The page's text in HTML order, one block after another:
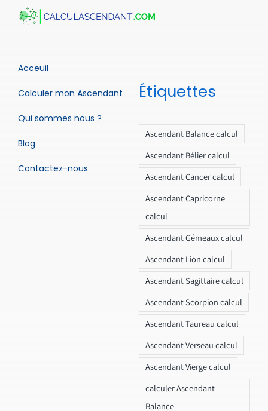
Acceuil
Calculer mon Ascendant
Qui sommes nous ?
Blog
Contactez-nous
Étiquettes
Ascendant Balance calcul
Ascendant Bélier calcul
Ascendant Cancer calcul
Ascendant Capricorne
calcul
Ascendant Gémeaux calcul
Ascendant Lion calcul
Ascendant Sagittaire calcul
Ascendant Scorpion calcul
Ascendant Taureau calcul
Ascendant Verseau calcul
Ascendant Vierge calcul
calculer Ascendant
Balance